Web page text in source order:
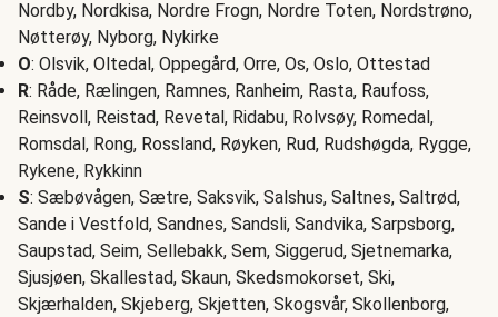
Nordby, Nordkisa, Nordre Frogn, Nordre Toten, Nordstrøno,
Nøtterøy, Nyborg, Nykirke
O: Olsvik, Oltedal, Oppegård, Orre, Os, Oslo, Ottestad
R: Råde, Rælingen, Ramnes, Ranheim, Rasta, Raufoss,
Reinsvoll, Reistad, Revetal, Ridabu, Rolvsøy, Romedal,
Romsdal, Rong, Rossland, Røyken, Rud, Rudshøgda, Rygge,
Rykene, Rykkinn
S: Sæbøvågen, Sætre, Saksvik, Salshus, Saltnes, Saltrød,
Sande i Vestfold, Sandnes, Sandsli, Sandvika, Sarpsborg,
Saupstad, Seim, Sellebakk, Sem, Siggerud, Sjetnemarka,
Sjusjøen, Skallestad, Skaun, Skedsmokorset, Ski,
Skjærhalden, Skjeberg, Skjetten, Skogsvår, Skollenborg,